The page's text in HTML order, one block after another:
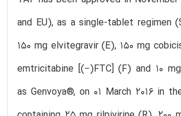
and EU), as a single-tablet regimen
150 mg elvitegravir (E), 150 mg
emtricitabine [(−)FTC] (F) and 10
as Genvoya®, on 01 March 2016 in